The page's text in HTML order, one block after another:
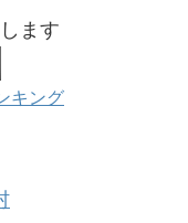
ます
キング